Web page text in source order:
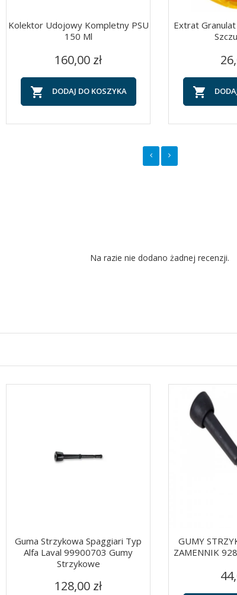
Szybki podgląd
Kolektor Udojowy Kompletny PSU
150 Ml
Cena
160,00 zł
 DODAJ DO KOSZYKA
Extrat

Na razie nie dodano żadnej recenzji.
Szybki podgląd
Guma Strzykowa Spaggiari Typ
Alfa Laval 99900703 Gumy
Strzykowe
Cena
128,00 zł
GUMY
ZAMENNIK